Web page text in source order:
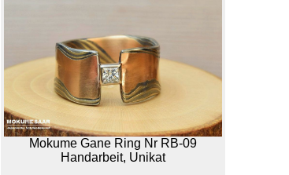
Mokume Gane Ring Nr RB-09
Handarbeit, Unikat